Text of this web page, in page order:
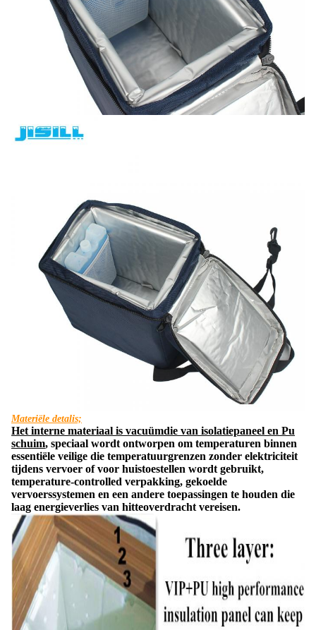
Materiële detalis;
Het interne materiaal is vacuümdie van isolatiepaneel en Pu
schuim, speciaal wordt ontworpen om temperaturen binnen
essentiële veilige die temperatuurgrenzen zonder elektriciteit
tijdens vervoer ofvoor huistoestellen wordt gebruikt,
temperature-controlled verpakking, gekoelde
vervoerssystemen en een andere toepassingen te houden die
laag energieverlies van hitteoverdracht vereisen.